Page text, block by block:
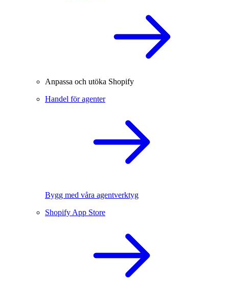
Anpassa och utöka Shopify
Handel för agenter
Bygg med våra agentverktyg
Shopify App Store